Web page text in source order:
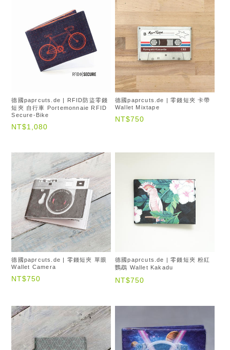
德國paprcuts.de | RFID防盜零錢
短夾 自行車 Portemonnaie RFID
Secure-Bike
NT$1,080
德國paprcuts.de | 零錢短夾 卡帶
Wallet Mixtape
NT$750
德國paprcuts.de | 零錢短夾 單眼
Wallet Camera
NT$750
德國paprcuts.de | 零錢短夾 粉紅
鸚鵡 Wallet Kakadu
NT$750